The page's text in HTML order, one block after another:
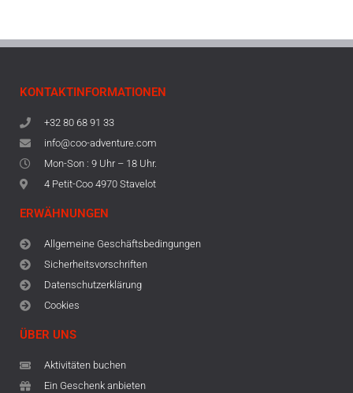
KONTAKTINFORMATIONEN
+32 80 68 91 33
info@coo-adventure.com
Mon-Son : 9 Uhr – 18 Uhr.
4 Petit-Coo 4970 Stavelot
ERWÄHNUNGEN
Allgemeine Geschäftsbedingungen
Sicherheitsvorschriften
Datenschutzerklärung
Cookies
ÜBER UNS
Aktivitäten buchen
Ein Geschenk anbieten